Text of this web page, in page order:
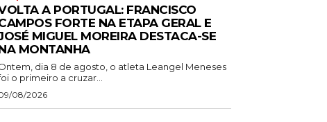
A PORTUGAL: FRANCISCO
FORTE NA ETAPA GERAL E
MIGUEL MOREIRA DESTACA-SE
MONTANHA
dia 8 de agosto, o atleta Leangel Meneses
o primeiro a cruzar...
08/2026